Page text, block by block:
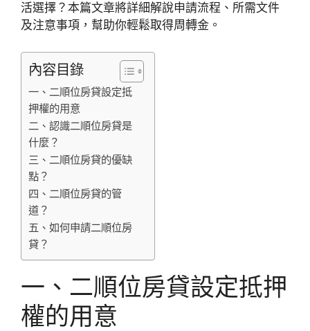
活選擇？本篇文章將詳細解說申請流程、所需文件
及注意事項，幫助你輕鬆取得周轉金。
內容目錄
一、二順位房貸設定抵
押權的用意
二、認識二順位房貸是
什麼？
三、二順位房貸的優缺
點？
四、二順位房貸的管
道？
五、如何申請二順位房
貸？
一、二順位房貸設定抵押
權的用意